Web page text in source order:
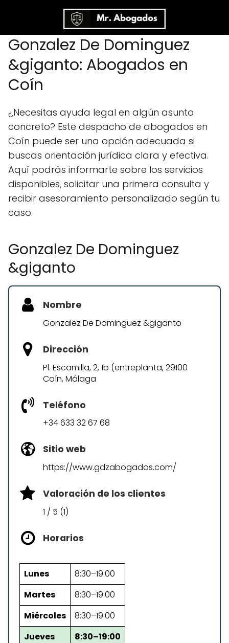
Gonzalez De Dominguez
&giganto: Abogados en
Coín
¿Necesitas ayuda legal en algún asunto
concreto? Este despacho de abogados en
Coín puede ser una opción adecuada si
buscas orientación jurídica clara y efectiva.
Aquí podrás informarte sobre los servicios
disponibles, solicitar una primera consulta y
recibir asesoramiento personalizado según tu
caso.
Gonzalez De Dominguez
&giganto
Nombre
Gonzalez De Dominguez &giganto
Dirección
Pl. Escamilla, 2, 1b (entreplanta, 29100
Coín, Málaga
Teléfono
+34 633 32 67 68
Sitio web
https://www.gdzabogados.com/
Valoración de los clientes
1 / 5 (1)
Horarios
Lunes
8:30–19:00
Martes
8:30–19:00
Miércoles
8:30–19:00
Jueves
8:30–19:00